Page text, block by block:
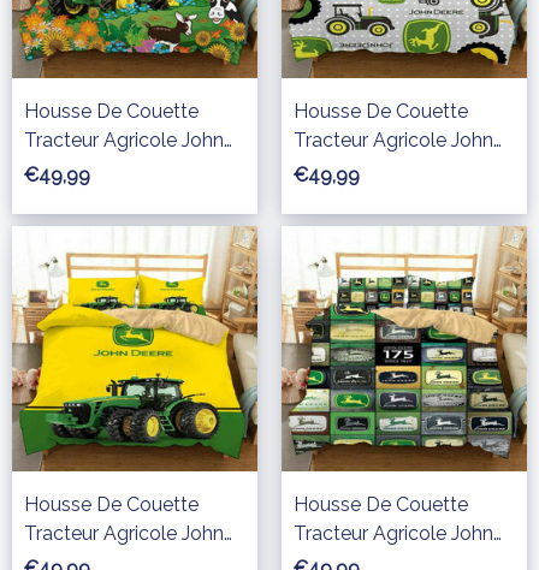
Housse De Couette
Tracteur Agricole John
Deere 04 Parure de lit
€49,99
Housse De Couette
Tracteur Agricole John
Deere 05 Parure de lit
€49,99
Housse De Couette
Tracteur Agricole John
Deere 07 Parure de lit
Housse De Couette
Tracteur Agricole John
Deere 02 Parure de lit